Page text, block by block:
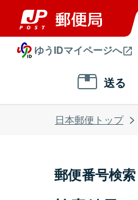
ゆうIDマイページへ
送る
日本郵便トップ
郵便番号検索